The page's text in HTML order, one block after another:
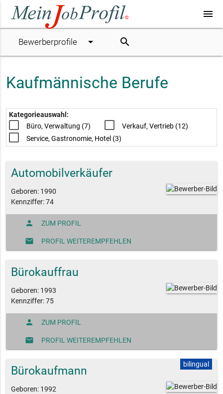
menu
Bewerberprofile arrow_drop_down search
Kaufmännische Berufe
Kategorieauswahl:
Büro, Verwaltung (7)
Verkauf, Vertrieb (12)
Service, Gastronomie, Hotel (3)
Automobilverkäufer
Geboren: 1990
Kennziffer: 74
person ZUM PROFIL
mail PROFIL WEITEREMPFEHLEN
Bürokauffrau
Geboren: 1993
Kennziffer: 75
person ZUM PROFIL
mail PROFIL WEITEREMPFEHLEN
bilingual
Bürokaufmann
Geboren: 1992